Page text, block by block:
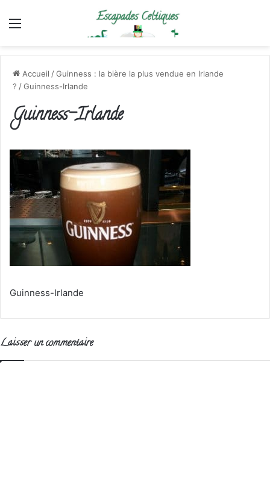
Menu
Accueil /Guinness : la bière la plus vendue en Irlande
? /Guinness-Irlande
Guinness-Irlande
Guinness-Irlande
Laisser un commentaire